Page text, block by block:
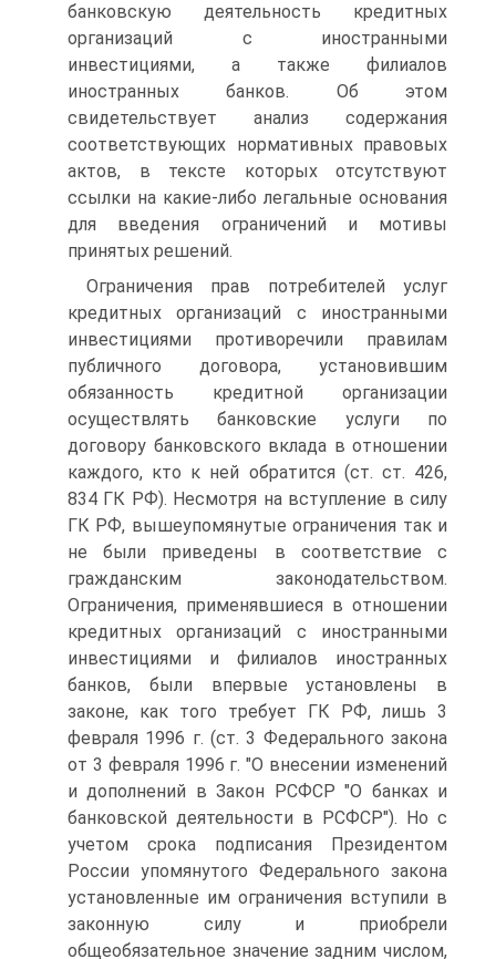
банковскую деятельность кредитных
организаций с иностранными
инвестициями, а также филиалов
иностранных банков. Об этом
свидетельствует анализ содержания
соответствующих нормативных правовых
актов, в тексте которых отсутствуют
ссылки на какие-либо легальные основания
для введения ограничений и мотивы
принятых решений.
Ограничения прав потребителей услуг
кредитных организаций с иностранными
инвестициями противоречили правилам
публичного договора, установившим
обязанность кредитной организации
осуществлять банковские услуги по
договору банковского вклада в отношении
каждого, кто к ней обратится (ст. ст. 426,
834 ГК РФ). Несмотря на вступление в силу
ГК РФ, вышеупомянутые ограничения так и
не были приведены в соответствие с
гражданским законодательством.
Ограничения, применявшиеся в отношении
кредитных организаций с иностранными
инвестициями и филиалов иностранных
банков, были впервые установлены в
законе, как того требует ГК РФ, лишь 3
февраля 1996 г. (ст. 3 Федерального закона
от 3 февраля 1996 г. "О внесении изменений
и дополнений в Закон РСФСР "О банках и
банковской деятельности в РСФСР"). Но с
учетом срока подписания Президентом
России упомянутого Федерального закона
установленные им ограничения вступили в
законную силу и приобрели
общеобязательное значение задним числом,